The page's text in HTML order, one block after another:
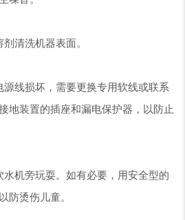
清洗机器表面。
线损坏，需要更换专用软线或联系
地装置的插座和漏电保护器，以防止
机旁玩耍。如有必要，用安全型的
防烫伤儿童。